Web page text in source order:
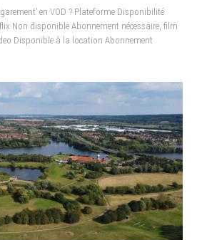
en VOD ? Plateforme Disponibilité
Non disponible Abonnement nécessaire, film
Disponible à la location Abonnement